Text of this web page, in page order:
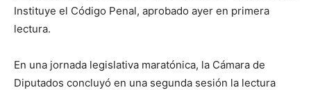
Instituye el Código Penal, aprobado ayer en primera
lectura.
En una jornada legislativa maratónica, la Cámara de
Diputados concluyó en una segunda sesión la lectura